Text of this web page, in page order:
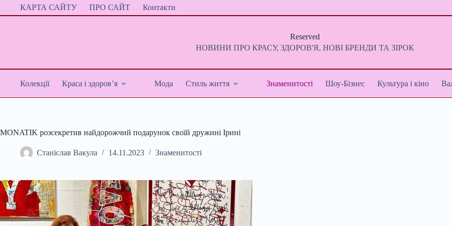
ПерейтиКАРТА САЙТУ ПРО САЙТ Контакти
Reserved
НОВИНИ ПРО КРАСУ, ЗДОРОВ'Я, НОВІ БРЕНДИ ТА ЗІРОК
Колекції Краса і здоров’я Мода Стиль життя Знаменитості Шоу-Бізнес Культура і кіно
MONATIK розсекретив найдорожчий подарунок своїй дружині Ірині
Станіслав Вакула 14.11.2023 Знаменитості